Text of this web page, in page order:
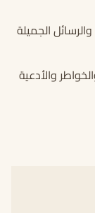
الجميلة
والأدعية